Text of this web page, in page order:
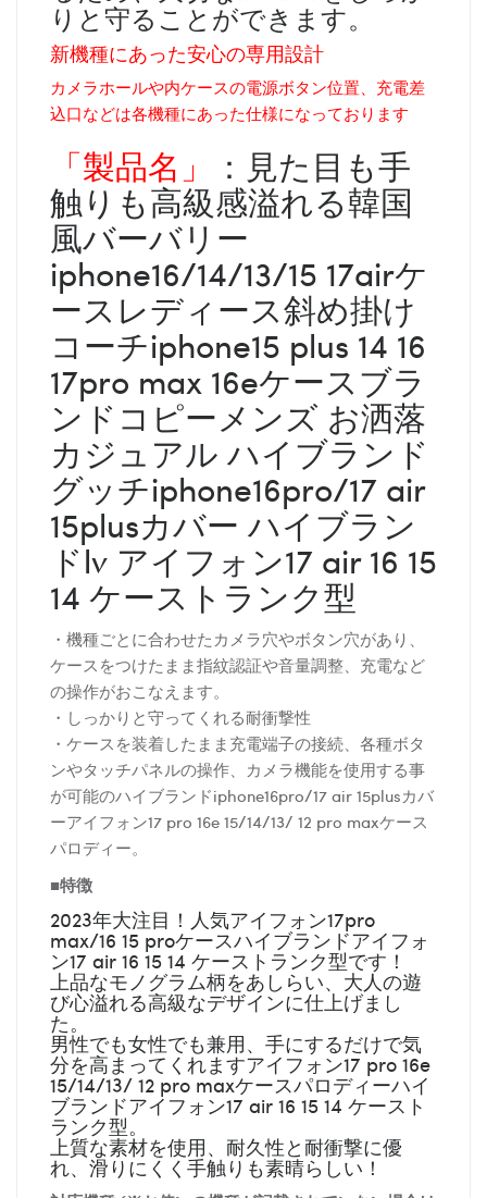
りと守ることができます。
新機種にあった安心の専用設計
カメラホールや内ケースの電源ボタン位置、充電差
込口などは各機種にあった仕様になっております
「製品名」 ：見た目も手
触りも高級感溢れる韓国
風バーバリー
iphone16/14/13/15 17airケ
ースレディース斜め掛け
コーチiphone15 plus 14 16
17pro max 16eケースブラ
ンドコピーメンズ お洒落
カジュアル ハイブランド
グッチiphone16pro/17 air
15plusカバー ハイブラン
ドlv アイフォン17 air 16 15
14 ケーストランク型
・機種ごとに合わせたカメラ穴やボタン穴があり、
ケースをつけたまま指紋認証や音量調整、充電など
の操作がおこなえます。
・しっかりと守ってくれる耐衝撃性
・ケースを装着したまま充電端子の接続、各種ボタ
ンやタッチパネルの操作、カメラ機能を使用する事
が可能のハイブランドiphone16pro/17 air 15plusカバ
ーアイフォン17 pro 16e 15/14/13/ 12 pro maxケース
パロディー。
■特徴
2023年大注目！人気アイフォン17pro
max/16 15 proケースハイブランドアイフォ
ン17 air 16 15 14 ケーストランク型です！
上品なモノグラム柄をあしらい、大人の遊
び心溢れる高級なデザインに仕上げまし
た。
男性でも女性でも兼用、手にするだけで気
分を高まってくれますアイフォン17 pro 16e
15/14/13/ 12 pro maxケースパロディーハイ
ブランドアイフォン17 air 16 15 14 ケースト
ランク型。
上質な素材を使用、耐久性と耐衝撃に優
れ、滑りにくく手触りも素晴らしい！